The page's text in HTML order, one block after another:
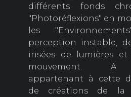
différents fonds
"Photoréflexions" en
les
perception instable,
irisées de lumières
mouvement. A
appartenant à cette
de créations de la